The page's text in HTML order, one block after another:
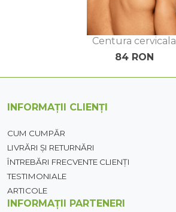
Centura cervicala
84 RON
INFORMAȚII CLIENȚI
CUM CUMPĂR
LIVRĂRI ȘI RETURNĂRI
ÎNTREBĂRI FRECVENTE CLIENȚI
TESTIMONIALE
ARTICOLE
INFORMAȚII PARTENERI